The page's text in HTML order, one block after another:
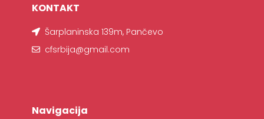
KONTAKT
Šarplaninska 139m, Pančevo
cfsrbija@gmail.com
Navigacija